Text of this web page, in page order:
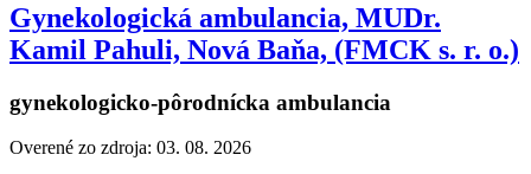
Gynekologická ambulancia, MUDr.
Kamil Pahuli, Nová Baňa, (FMCK s. r. o.)
gynekologicko-pôrodnícka ambulancia
Overené zo zdroja: 03. 08. 2026